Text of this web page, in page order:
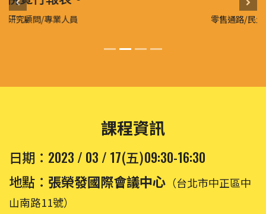
零售通路/民生服務門市營業/餐飲服務
Previous
課程資訊
日期： 2023 / 03 / 17(五)09:30-16:30
地點： 張榮發國際會議中心 （台北市中正區中
山南路11號）